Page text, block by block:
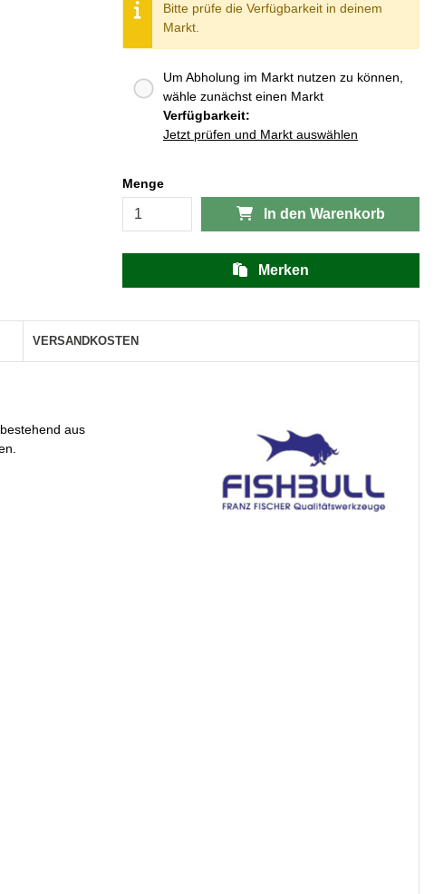
Bitte prüfe die Verfügbarkeit in deinem
Markt.
Um Abholung im Markt nutzen zu können,
wähle zunächst einen Markt
Verfügbarkeit:
Jetzt prüfen und Markt auswählen
Menge
In den Warenkorb
Merken
VERSANDKOSTEN
aus